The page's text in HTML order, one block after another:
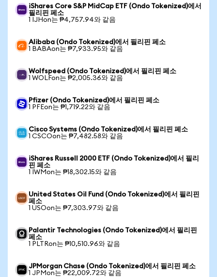
iShares Core S&P MidCap ETF (Ondo Tokenized)에서
필리핀 페소
1 IJHon는 ₱4,757.94와 같음
Alibaba (Ondo Tokenized)에서 필리핀 페소
1 BABAon는 ₱7,933.95와 같음
Wolfspeed (Ondo Tokenized)에서 필리핀 페소
1 WOLFon는 ₱2,005.36와 같음
Pfizer (Ondo Tokenized)에서 필리핀 페소
1 PFEon는 ₱1,719.22와 같음
Cisco Systems (Ondo Tokenized)에서 필리핀 페소
1 CSCOon는 ₱7,482.58와 같음
iShares Russell 2000 ETF (Ondo Tokenized)에서 필리
핀 페소
1 IWMon는 ₱18,302.15와 같음
United States Oil Fund (Ondo Tokenized)에서 필리핀
페소
1 USOon는 ₱7,303.97와 같음
Palantir Technologies (Ondo Tokenized)에서 필리핀
페소
1 PLTRon는 ₱10,510.96와 같음
JPMorgan Chase (Ondo Tokenized)에서 필리핀 페소
1 JPMon는 ₱22,009.72와 같음